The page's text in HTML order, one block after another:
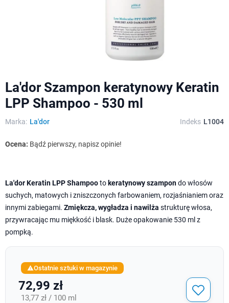
La'dor Szampon keratynowy Keratin
LPP Shampoo - 530 ml
Marka: La'dor Indeks L1004
Ocena: Bądź pierwszy, napisz opinie!
La'dor Keratin LPP Shampooto keratynowy szampondo włosów
suchych, matowych i zniszczonych farbowaniem, rozjaśnianiem oraz
innymi zabiegami. Zmiękcza, wygładza i nawilża strukturę włosa,
przywracając mu miękkość i blask. Duże opakowanie 530 ml z
pompką.
Ostatnie sztuki w magazynie
72,99 zł
13,77 zł / 100 ml